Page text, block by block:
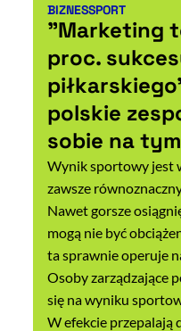
Kategorie artykułu:
BIZNESSPORT
"Marketing
proc.
polskie
sobie na
Wynik sportowy jest
zawsze
Nawet gorsze
mogą nie być
ta sprawnie operuje
Osoby zarządzające
się na wyniku
W efekcie przepalają